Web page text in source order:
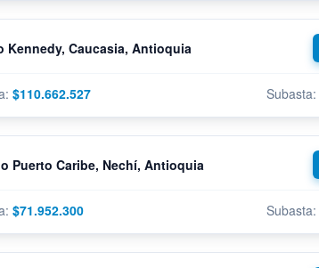
$110.662.527
Kennedy, Caucasia, Antioquia
$71.952.300
Puerto Caribe, Nechí, Antioquia